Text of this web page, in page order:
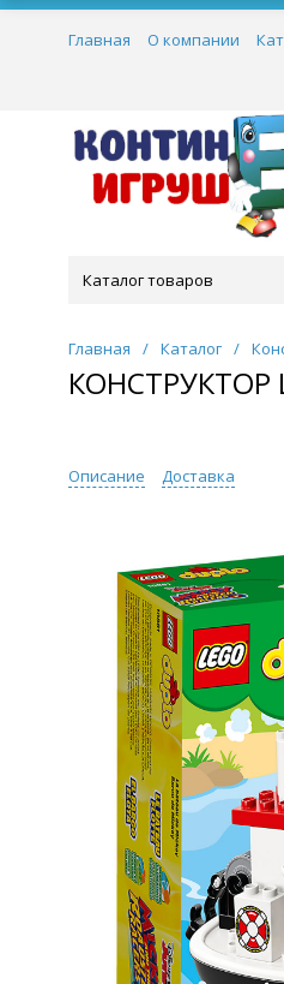
Главная О компании
Каталог товаров
Главная / Каталог /
КОНСТРУКТОР
Описание Доставка